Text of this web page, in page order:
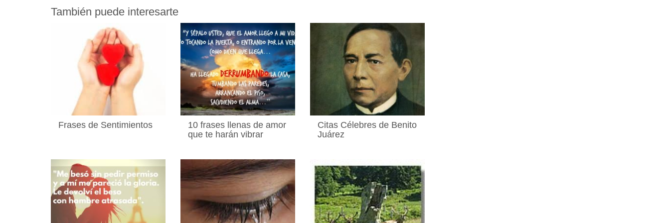
También puede interesarte
Frases de Sentimientos
10 frases llenas de amor
que te harán vibrar
Citas Célebres de Benito
Juárez